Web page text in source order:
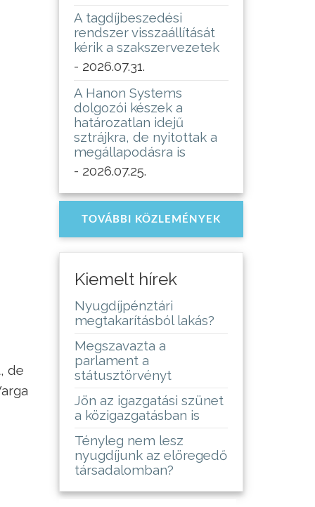
de
A tagdíjbeszedési
rendszer visszaállítását
kérik a szakszervezetek
- 2026.07.31.
A Hanon Systems
dolgozói készek a
határozatlan idejű
sztrájkra, de nyitottak a
megállapodásra is
- 2026.07.25.
TOVÁBBI KÖZLEMÉNYEK
Kiemelt hírek
Nyugdíjpénztári
megtakarításból lakás?
Megszavazta a
parlament a
státusztörvényt
Jön az igazgatási szünet
a közigazgatásban is
Tényleg nem lesz
nyugdíjunk az elöregedő
társadalomban?